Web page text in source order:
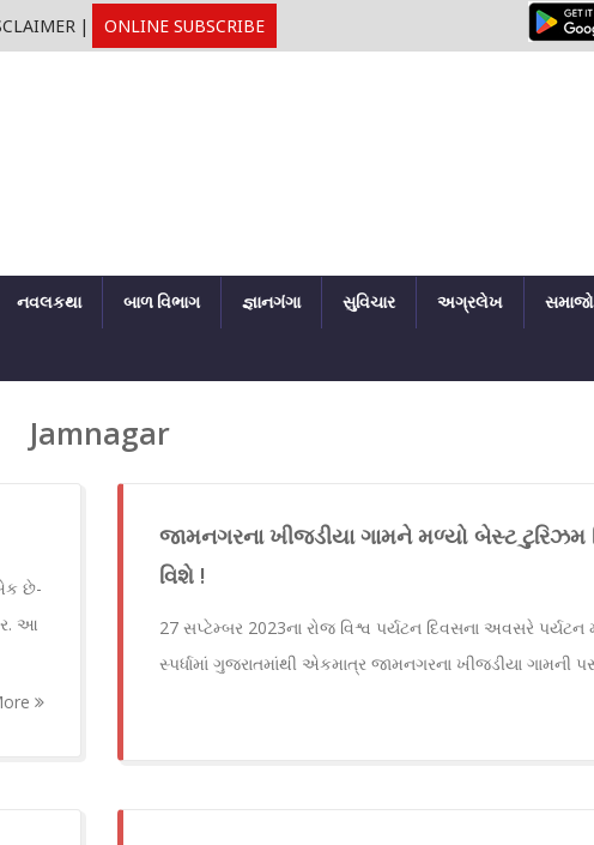
| ONLINE SUBSCRIBE
નવલકથા બાળ વિભાગ જ્ઞાનગંગા સુવિચાર અગ્રલેખ
Jamnagar
છે-
આ
જામનગરના ખીજડીયા ગામને મળ્યો બેસ્ટ ટુરિઝમ
વિશે !
27 સપ્ટેમ્બર 2023ના રોજ વિશ્વ પર્યટન દિવસના અવસરે પર્યટન
સ્પર્ધામાં ગુજરાતમાંથી એકમાત્ર જામનગરના ખીજડીયા ગામની